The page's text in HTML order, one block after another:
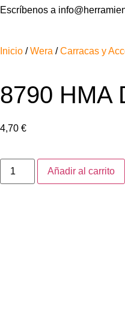
Escríbenos a
Inicio /Wera /Carracas y
8790 HMA
4,70 €
Añadir al carrito